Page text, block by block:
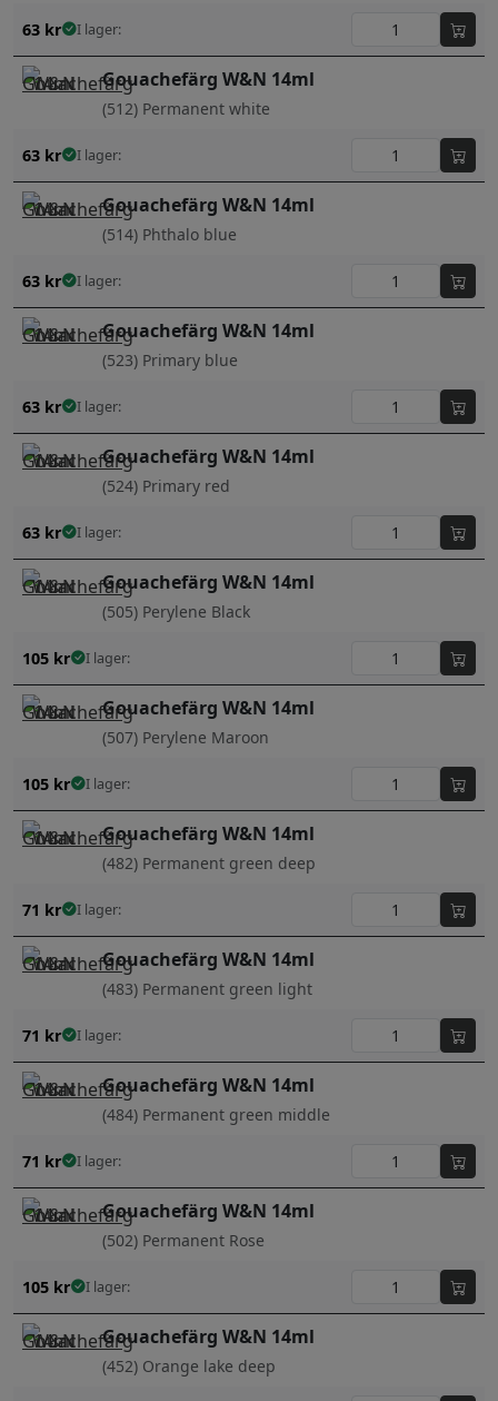
63 kr I lager:
Gouachefärg W&N 14ml
(512) Permanent white
63 kr I lager:
Gouachefärg W&N 14ml
(514) Phthalo blue
63 kr I lager:
Gouachefärg W&N 14ml
(523) Primary blue
63 kr I lager:
Gouachefärg W&N 14ml
(524) Primary red
63 kr I lager:
Gouachefärg W&N 14ml
(505) Perylene Black
105 kr I lager:
Gouachefärg W&N 14ml
(507) Perylene Maroon
105 kr I lager:
Gouachefärg W&N 14ml
(482) Permanent green deep
71 kr I lager:
Gouachefärg W&N 14ml
(483) Permanent green light
71 kr I lager:
Gouachefärg W&N 14ml
(484) Permanent green middle
71 kr I lager:
Gouachefärg W&N 14ml
(502) Permanent Rose
105 kr I lager:
Gouachefärg W&N 14ml
(452) Orange lake deep